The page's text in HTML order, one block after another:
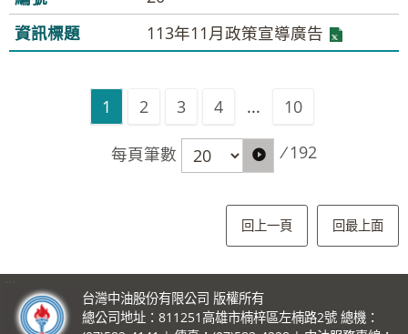
113年11月政策宣導廣告
1 2 3 4 ... 10
每頁筆數 / 192
回上一頁 回最上面
台灣中油股份有限公司 版權所有
總公司地址：811251高雄市楠梓區左楠路2號 總機：